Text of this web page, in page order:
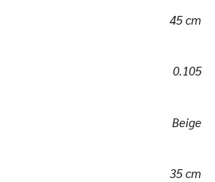
45 cm
0.105
Beige
35 cm